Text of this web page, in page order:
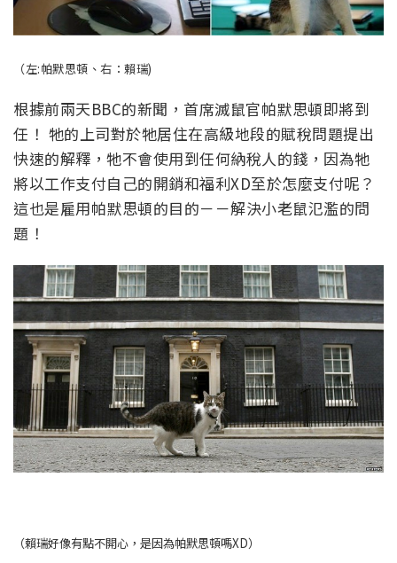
（左:帕默思頓、右：賴瑞)
根據前兩天BBC的新聞，首席滅鼠官帕默思頓即將到
任！ 牠的上司對於牠居住在高級地段的賦稅問題提出
快速的解釋，牠不會使用到任何納稅人的錢，因為牠
將以工作支付自己的開銷和福利XD至於怎麼支付呢？
這也是雇用帕默思頓的目的－－解決小老鼠氾濫的問
題！
（賴瑞好像有點不開心，是因為帕默思頓嗎XD）